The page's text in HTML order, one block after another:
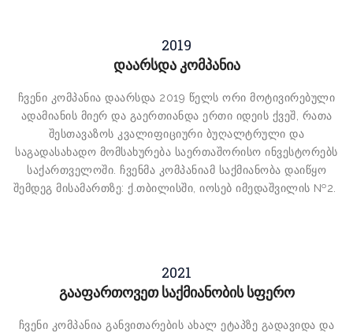
2019
დაარსდა კომპანია
ჩვენი კომპანია დაარსდა 2019 წელს ორი მოტივირებული
ადამიანის მიერ და გაერთიანდა ერთი იდეის ქვეშ, რათა
შესთავაზოს კვალიფიციური ბუღალტრული და
საგადასახადო მომსახურება საერთაშორისო ინვესტორებს
საქართველოში. ჩვენმა კომპანიამ საქმიანობა დაიწყო
შემდეგ მისამართზე: ქ.თბილისში, იოსებ იმედაშვილის №2.
2021
გააფართოვეთ საქმიანობის სფერო
ჩვენი კომპანია განვითარების ახალ ეტაპზე გადავიდა და